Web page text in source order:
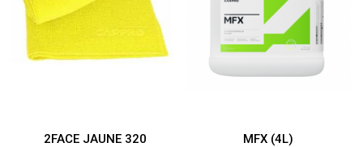
2FACE JAUNE 320
MFX (4L)